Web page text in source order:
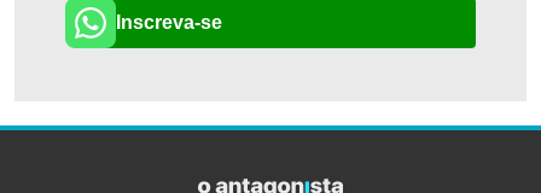
Inscreva-se